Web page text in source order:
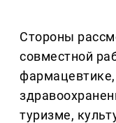
Стороны
совместной
фармацевтике,
туризме,